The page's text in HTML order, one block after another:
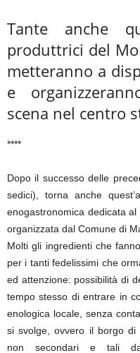
Tante anche
produttrici del
metteranno a
e
scena nel centro
****
Dopo il successo delle
sedici), torna anche
enogastronomica dedicata
organizzata dal Comune di
Molti gli ingredienti che
per i tanti fedelissimi che
ed attenzione: possibilità di
tempo stesso di entrare in
enologica locale, senza
si svolge, ovvero il borgo di
non secondari e tali